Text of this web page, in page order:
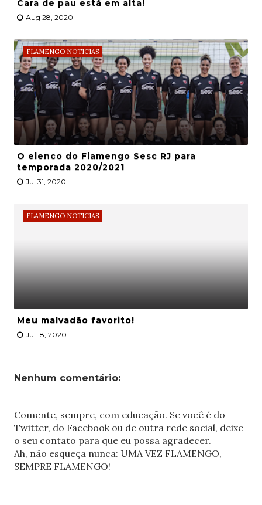
Cara de pau está em alta!
Aug 28, 2020
FLAMENGO NOTICIAS
O elenco do Flamengo Sesc RJ para
temporada 2020/2021
Jul 31, 2020
FLAMENGO NOTICIAS
Meu malvadão favorito!
Jul 18, 2020
Nenhum comentário:
Comente, sempre, com educação. Se você é do
Twitter, do Facebook ou de outra rede social, deixe
o seu contato para que eu possa agradecer.
Ah, não esqueça nunca: UMA VEZ FLAMENGO,
SEMPRE FLAMENGO!